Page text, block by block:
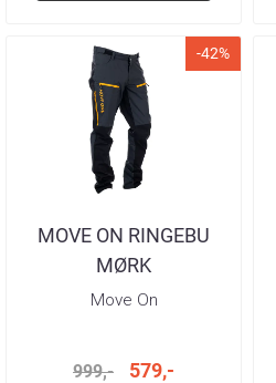
-42%
MOVE ON RINGEBU
MØRK
GRÅ/SORT/GOLDEN
Move On
999,- 579,-